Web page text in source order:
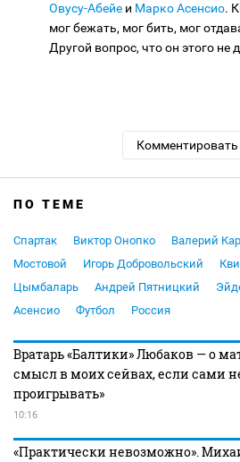
Овусу-Абейе и Марко Асенсио.
мог бежать, мог бить, мог
Другой вопрос, что он этого не
Комментировать
ПО ТЕМЕ
Спартак Виктор Онопко Валерий
Мостовой
Игорь Добровольский
Цымбаларь
Андрей Пятницкий
Асенсио
Футбол Россия
Вратарь «Балтики» Любаков — о
смысл в моих сейвах, если сами
проигрывать»
10:16
«Практически невозможно».